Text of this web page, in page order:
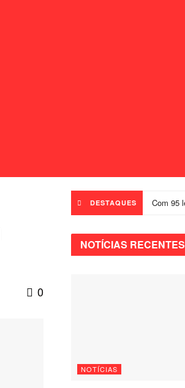
0
DESTAQUES
NOTÍCIAS RECENTES
NOTÍCIAS